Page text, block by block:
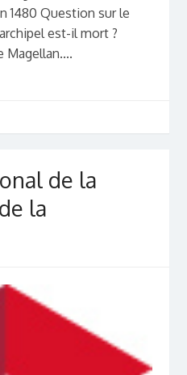
1480 Question sur le
est-il mort ?
Magellan....
de la
la